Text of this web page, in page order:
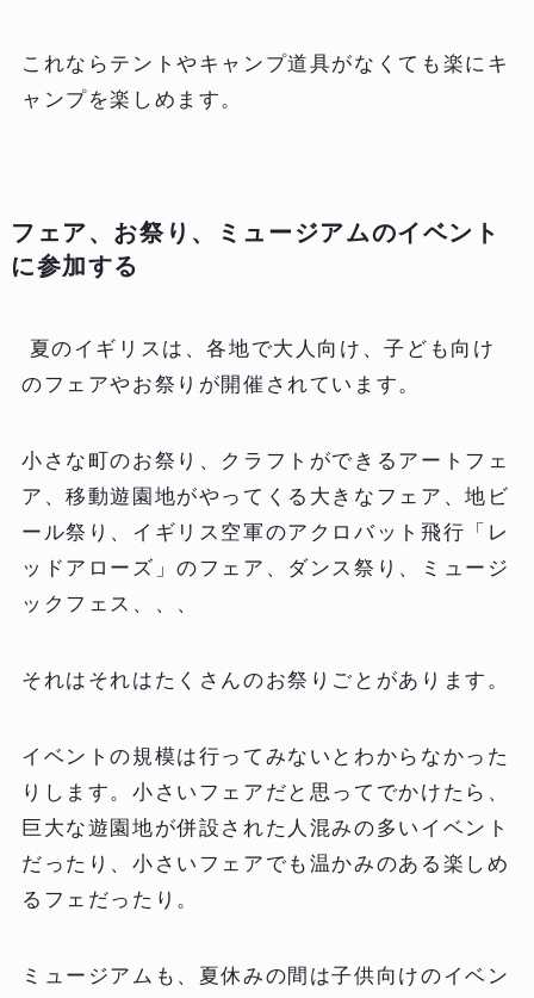
これならテントやキャンプ道具がなくても楽にキ
ャンプを楽しめます。
フェア、お祭り、ミュージアムのイベント
に参加する
夏のイギリスは、各地で大人向け、子ども向け
のフェアやお祭りが開催されています。
小さな町のお祭り、クラフトができるアートフェ
ア、移動遊園地がやってくる大きなフェア、地ビ
ール祭り、イギリス空軍のアクロバット飛行「レ
ッドアローズ」のフェア、ダンス祭り、ミュージ
ックフェス、、、
それはそれはたくさんのお祭りごとがあります。
イベントの規模は行ってみないとわからなかった
りします。小さいフェアだと思ってでかけたら、
巨大な遊園地が併設された人混みの多いイベント
だったり、小さいフェアでも温かみのある楽しめ
るフェだったり。
ミュージアムも、夏休みの間は子供向けのイベン